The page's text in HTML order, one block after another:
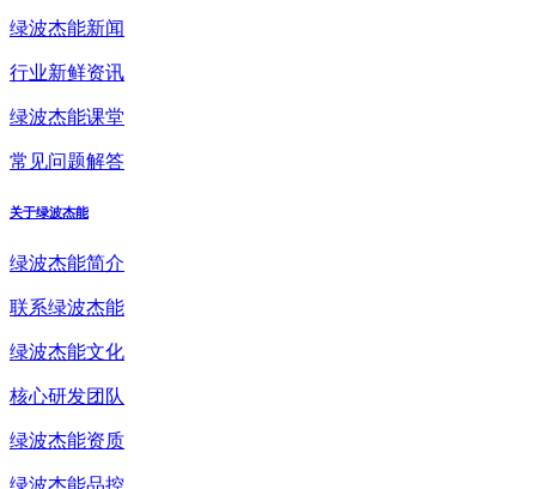
绿波杰能新闻
行业新鲜资讯
绿波杰能课堂
常见问题解答
关于绿波杰能
绿波杰能简介
联系绿波杰能
绿波杰能文化
核心研发团队
绿波杰能资质
绿波杰能品控